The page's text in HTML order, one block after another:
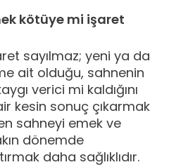
kötüye mi işaret
sayılmaz; yeni ya da
ait olduğu, sahnenin
verici mi kaldığını
kesin sonuç çıkarmak
sahneyi emek ve
dönemde
daha sağlıklıdır.